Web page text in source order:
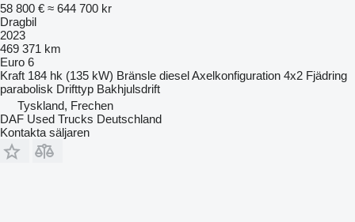
58 800 € ≈ 644 700 kr
Dragbil
2023
469 371 km
Euro 6
Kraft 184 hk (135 kW) Bränsle dieselAxelkonfiguration 4x2 Fjädring
parabolisk Drifttyp Bakhjulsdrift
Tyskland, Frechen
DAF Used Trucks Deutschland
Kontakta säljaren